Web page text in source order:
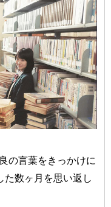
の言葉をきっかけに
た数ヶ月を思い返し